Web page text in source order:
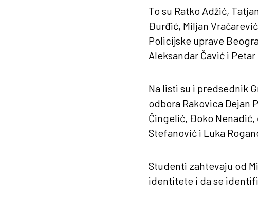
To su Ratko Adžić,
Đurđić, Miljan
Policijske uprave
Aleksandar Čavić i Petar
Na listi su i predsednik
odbora Rakovica Dejan
Čingelić, Đoko Nenadić,
Stefanović i Luka
Studenti zahtevaju od
identitete i da se